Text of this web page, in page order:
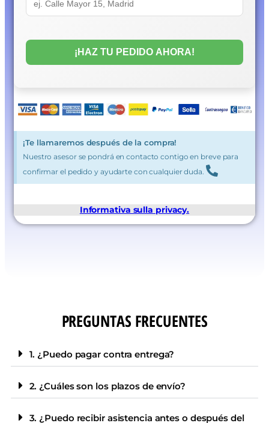
¡Te llamaremos después de la compra!
Nuestro asesor se pondrá en contacto contigo en breve para
confirmar el pedido y ayudarte con cualquier duda.
Informativa sulla privacy.
PREGUNTAS FRECUENTES
1. ¿Puedo pagar contra entrega?
2. ¿Cuáles son los plazos de envío?
3. ¿Puedo recibir asistencia antes o después del